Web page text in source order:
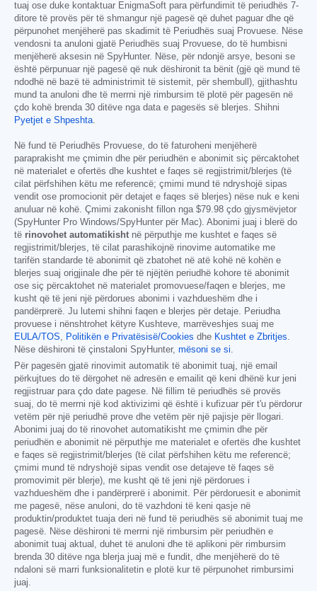
tuaj ose duke kontaktuar EnigmaSoft para përfundimit të periudhës 7-
ditore të provës për të shmangur një pagesë që duhet paguar dhe që
përpunohet menjëherë pas skadimit të Periudhës suaj Provuese. Nëse
vendosni ta anuloni gjatë Periudhës suaj Provuese, do të humbisni
menjëherë aksesin në SpyHunter. Nëse, për ndonjë arsye, besoni se
është përpunuar një pagesë që nuk dëshironit ta bënit (gjë që mund të
ndodhë në bazë të administrimit të sistemit, për shembull), gjithashtu
mund ta anuloni dhe të merrni një rimbursim të plotë për pagesën në
çdo kohë brenda 30 ditëve nga data e pagesës së blerjes. Shihni
Pyetjet e Shpeshta.
Në fund të Periudhës Provuese, do të faturoheni menjëherë
paraprakisht me çmimin dhe për periudhën e abonimit siç përcaktohet
në materialet e ofertës dhe kushtet e faqes së regjistrimit/blerjes (të
cilat përfshihen këtu me referencë; çmimi mund të ndryshojë sipas
vendit ose promocionit për detajet e faqes së blerjes) nëse nuk e keni
anuluar në kohë. Çmimi zakonisht fillon nga $79.98 çdo gjysmëvjetor
(SpyHunter Pro Windows/SpyHunter për Mac). Abonimi juaj i blerë do
të rinovohet automatikisht në përputhje me kushtet e faqes së
regjistrimit/blerjes, të cilat parashikojnë rinovime automatike me
tarifën standarde të abonimit që zbatohet në atë kohë në kohën e
blerjes suaj origjinale dhe për të njëjtën periudhë kohore të abonimit
ose siç përcaktohet në materialet promovuese/faqen e blerjes, me
kusht që të jeni një përdorues abonimi i vazhdueshëm dhe i
pandërprerë. Ju lutemi shihni faqen e blerjes për detaje. Periudha
provuese i nënshtrohet këtyre Kushteve, marrëveshjes suaj me
EULA/TOS, Politikën e Privatësisë/Cookies dhe Kushtet e Zbritjes.
Nëse dëshironi të çinstaloni SpyHunter, mësoni se si.
Për pagesën gjatë rinovimit automatik të abonimit tuaj, një email
përkujtues do të dërgohet në adresën e emailit që keni dhënë kur jeni
regjistruar para çdo date pagese. Në fillim të periudhës së provës
suaj, do të merrni një kod aktivizimi që është i kufizuar për t'u përdorur
vetëm për një periudhë prove dhe vetëm për një pajisje për llogari.
Abonimi juaj do të rinovohet automatikisht me çmimin dhe për
periudhën e abonimit në përputhje me materialet e ofertës dhe kushtet
e faqes së regjistrimit/blerjes (të cilat përfshihen këtu me referencë;
çmimi mund të ndryshojë sipas vendit ose detajeve të faqes së
promovimit për blerje), me kusht që të jeni një përdorues i
vazhdueshëm dhe i pandërprerë i abonimit. Për përdoruesit e abonimit
me pagesë, nëse anuloni, do të vazhdoni të keni qasje në
produktin/produktet tuaja deri në fund të periudhës së abonimit tuaj me
pagesë. Nëse dëshironi të merrni një rimbursim për periudhën e
abonimit tuaj aktual, duhet të anuloni dhe të aplikoni për rimbursim
brenda 30 ditëve nga blerja juaj më e fundit, dhe menjëherë do të
ndaloni së marri funksionalitetin e plotë kur të përpunohet rimbursimi
juaj.